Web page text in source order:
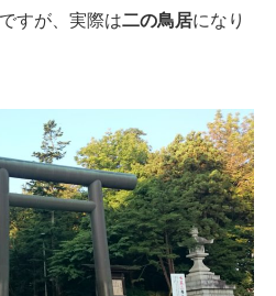
すが、実際は二の鳥居になり